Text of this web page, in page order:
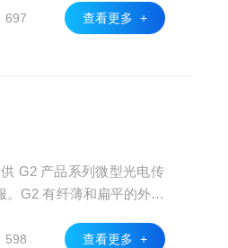
这一特点。G2 光电传感
697 查看更多 +
G2 产品系列微型光电传
。G2 有纤薄和扁平的外壳
这一特点。G2 光电传感
598 查看更多 +